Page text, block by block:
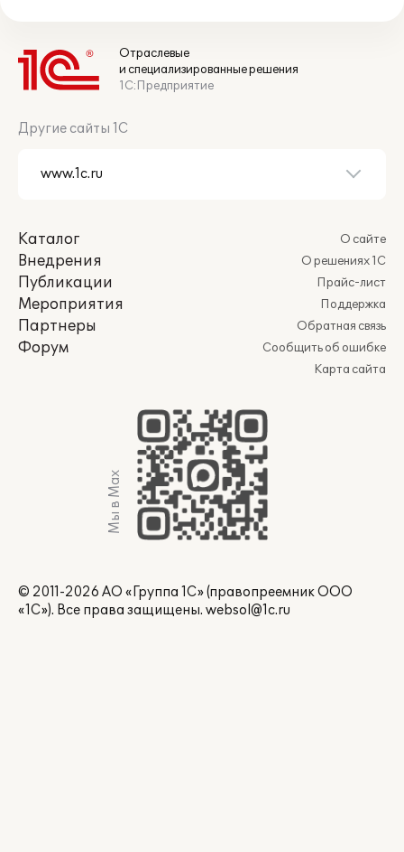
Отраслевые
и специализированные решения
1С:Предприятие
Другие сайты 1С
Каталог
Внедрения
Публикации
Мероприятия
Партнеры
Форум
О сайте
О решениях 1С
Прайс-лист
Поддержка
Обратная связь
Сообщить об ошибке
Карта сайта
Мы в Max
© 2011-2026 АО «Группа 1С» (правопреемник ООО
«1С»). Все права защищены. websol@1c.ru